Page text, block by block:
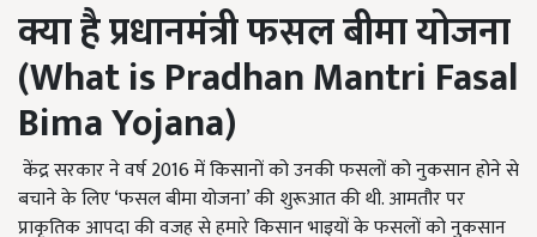
क्या है प्रधानमंत्री फसल बीमा योजना
(What is Pradhan Mantri Fasal
Bima Yojana)
केंद्र सरकार ने वर्ष 2016 में किसानों को उनकी फसलों को नुकसान होने से
बचाने के लिए ‘फसल बीमा योजना’ की शुरूआत की थी. आमतौर पर
प्राकृतिक आपदा की वजह से हमारे किसान भाइयों के फसलों को नुकसान